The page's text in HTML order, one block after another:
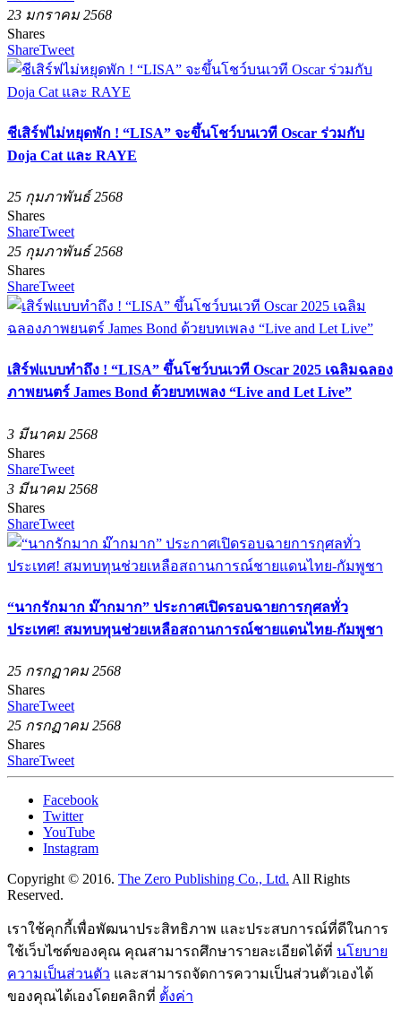
23 มกราคม 2568
Shares
ShareTweet
ชีเสิร์ฟไม่หยุดพัก ! “LISA” จะขึ้นโชว์บนเวที Oscar ร่วมกับ
Doja Cat และ RAYE
25 กุมภาพันธ์ 2568
Shares
ShareTweet
25 กุมภาพันธ์ 2568
Shares
ShareTweet
เสิร์ฟแบบทำถึง ! “LISA” ขึ้นโชว์บนเวที Oscar 2025 เฉลิมฉลอง
ภาพยนตร์ James Bond ด้วยบทเพลง “Live and Let Live”
3 มีนาคม 2568
Shares
ShareTweet
3 มีนาคม 2568
Shares
ShareTweet
“นากรักมาก ม๊ากมาก” ประกาศเปิดรอบฉายการกุศลทั่ว
ประเทศ! สมทบทุนช่วยเหลือสถานการณ์ชายแดนไทย-กัมพูชา
25 กรกฏาคม 2568
Shares
ShareTweet
25 กรกฏาคม 2568
Shares
ShareTweet
Facebook
Twitter
YouTube
Instagram
Copyright © 2016. The Zero Publishing Co., Ltd. All Rights
Reserved.
เราใช้คุกกี้เพื่อพัฒนาประสิทธิภาพ และประสบการณ์ที่ดีในการ
ใช้เว็บไซต์ของคุณ คุณสามารถศึกษารายละเอียดได้ที่ นโยบาย
ความเป็นส่วนตัว และสามารถจัดการความเป็นส่วนตัวเองได้
ของคุณได้เองโดยคลิกที่ ตั้งค่า